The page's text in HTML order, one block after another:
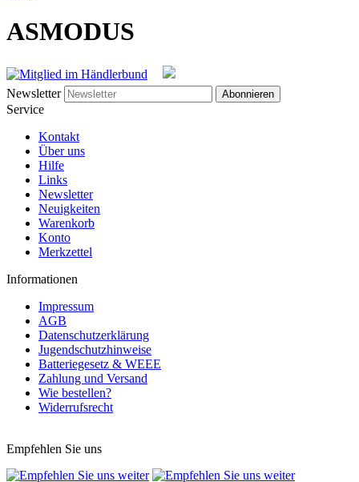
ASMODUS
Newsletter Abonnieren
Service
Kontakt
Über uns
Hilfe
Links
Newsletter
Neuigkeiten
Warenkorb
Konto
Merkzettel
Informationen
Impressum
AGB
Datenschutzerklärung
Jugendschutzhinweise
Batteriegesetz & WEEE
Zahlung und Versand
Wie bestellen?
Widerrufsrecht
Empfehlen Sie uns